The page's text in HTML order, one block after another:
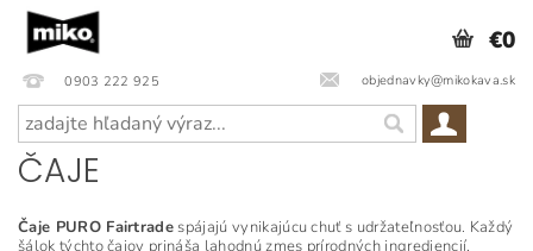
0903 222 925 objednavky@mikokava.sk
€0
ČAJE
Čaje PURO Fairtradespájajú vynikajúcu chuť s udržateľnosťou. Každý
šálok týchto čajov prináša lahodnú zmes prírodných ingrediencií,